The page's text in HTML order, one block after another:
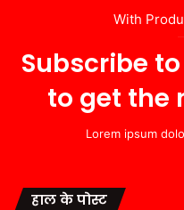
With
Subscribe
to get the
Lorem ipsum
हाल के पोस्ट